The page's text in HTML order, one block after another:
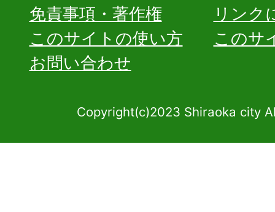
免責事項・著作権
リンク
このサイトの使い方
このサ
お問い合わせ
Copyright(c)2023 Shiraoka city